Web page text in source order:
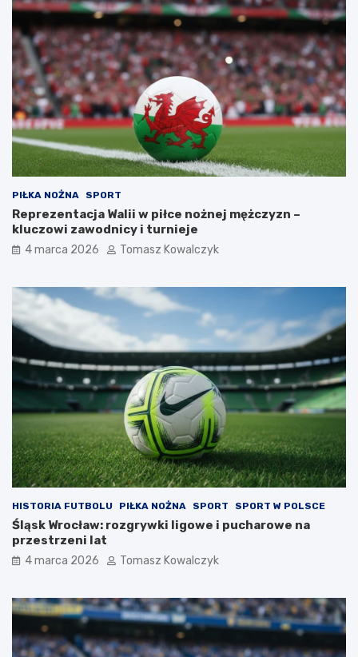
u
i
l
a
(
p
s
a
l
b
o
t
a
)
PIŁKA NOŻNA SPORT
Reprezentacja Walii w piłce nożnej mężczyzn –
kluczowi zawodnicy i turnieje
4 marca 2026 Tomasz Kowalczyk
HISTORIA FUTBOLU PIŁKA NOŻNA SPORT SPORT W POLSCE
Śląsk Wrocław: rozgrywki ligowe i pucharowe na
przestrzeni lat
4 marca 2026 Tomasz Kowalczyk